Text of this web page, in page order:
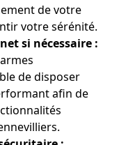
de votre
votre sérénité.
si nécessaire :
de disposer
afin de